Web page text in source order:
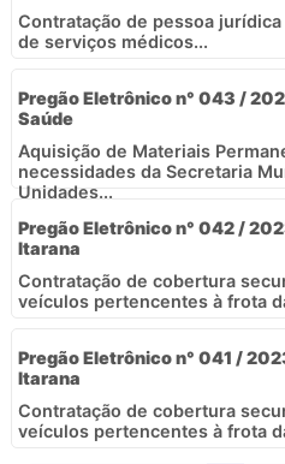
Contratação de pessoa
de serviços médicos...
Pregão Eletrônico n° 043 /
Saúde
Aquisição de Materiais
necessidades da Secretaria
Unidades...
Pregão Eletrônico n° 042 /
Itarana
Contratação de cobertura
veículos pertencentes à frota
Pregão Eletrônico n° 041 /
Itarana
Contratação de cobertura
veículos pertencentes à frota